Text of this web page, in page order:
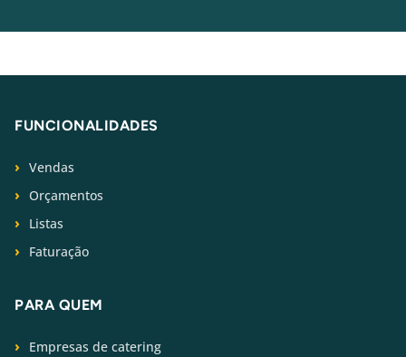
FUNCIONALIDADES
Vendas
Orçamentos
Listas
Faturação
PARA QUEM
Empresas de catering